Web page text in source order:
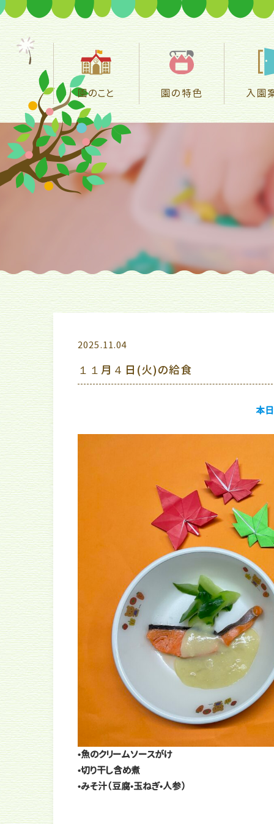
園のこと 園の特色 入園
2025.11.04
１１月４日(火)の給食
本
•魚のクリームソースがけ
•切り干し含め煮
•みそ汁（豆腐•玉ねぎ•人参）